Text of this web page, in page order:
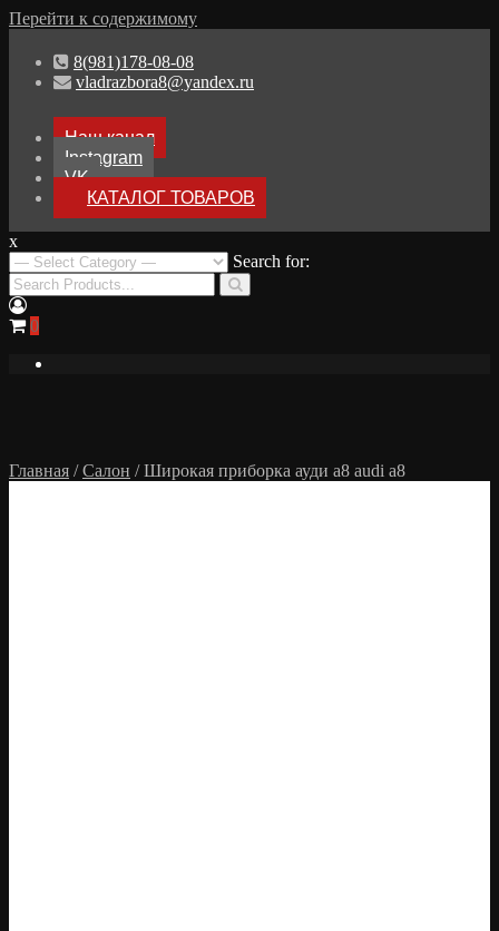
Перейти к содержимому
8(981)178-08-08
vladrazbora8@yandex.ru
Наш канал
Instagram
VK
КАТАЛОГ ТОВАРОВ
Разбор Ауди А8
Разборка Audi A8 D3
x
Search for:
0
Главная /Салон / Широкая приборка ауди а8 audi a8